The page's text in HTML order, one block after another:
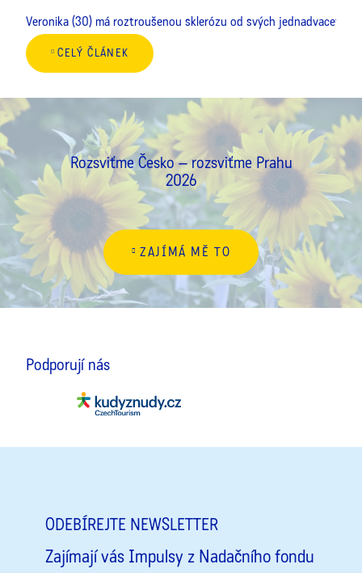
Veronika (30) má roztroušenou sklerózu od svých jednadvaceti let.
CELÝ ČLÁNEK
Rozsviťme Česko – rozsviťme Prahu
2026
ZAJÍMÁ MĚ TO
Podporují nás
ODEBÍREJTE NEWSLETTER
Zajímají vás Impulsy z Nadačního fondu